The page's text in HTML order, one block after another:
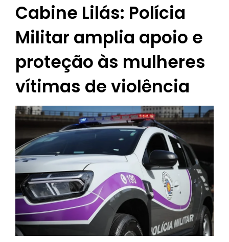
Cabine Lilás: Polícia
Militar amplia apoio e
proteção às mulheres
vítimas de violência